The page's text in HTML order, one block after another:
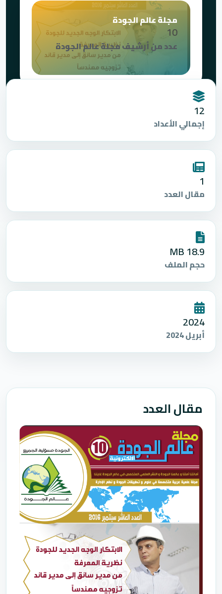
مجلة عالم الجودة
10
عدد من أرشيف مجلة عالم الجودة
12
إجمالي الأعداد
1
مقال العدد
18.9 MB
حجم الملف
2024
أبريل 2024
مقال العدد